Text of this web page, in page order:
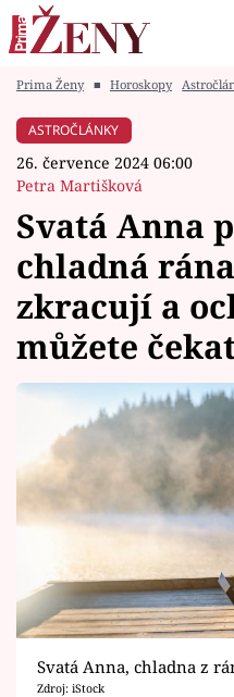
Módní alarm
Témata
Celebrity
Vztahy
Seriály
Horoskopy
Sledujte prima+
Filmový festival
Prima Ženy ■ Horoskopy
ASTROČLÁNKY
26. července 2024 06:00
Petra Martišková
Svatá Anna
chladná
zkracují a
můžete
Svatá Anna, chladna z
Zdroj: iStock